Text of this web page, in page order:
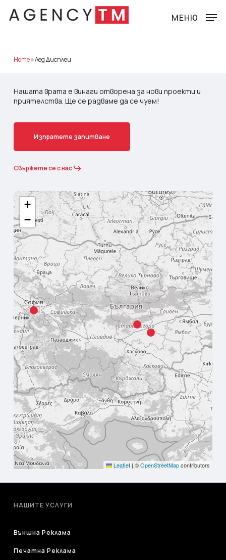
main
МЕНЮ
Home»Лед Дисплеи
Нашата врата е винаги отворена за нови проекти и
приятелства. Ще се радваме да се чуем!
Изпратете запитване
Свържете се с нас
+
−
Leaflet | ©OpenStreetMapcontributors
НАШИТЕ УСЛУГИ
Външна Реклама
Печатна Реклама